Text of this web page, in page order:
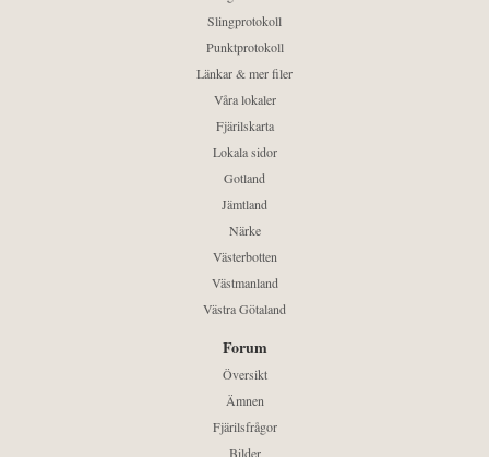
Slingprotokoll
Punktprotokoll
Länkar & mer filer
Våra lokaler
Fjärilskarta
Lokala sidor
Gotland
Jämtland
Närke
Västerbotten
Västmanland
Västra Götaland
Forum
Översikt
Ämnen
Fjärilsfrågor
Bilder